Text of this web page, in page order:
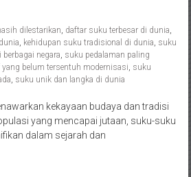
dilestarikan daftar suku terbesar di dunia
kehidupan suku tradisional di dunia suku
negara suku pedalaman paling
belum tersentuh modernisasi suku
suku unik dan langka di dunia
kekayaan budaya dan tradisi
yang mencapai jutaan, suku-suku
dalam sejarah dan